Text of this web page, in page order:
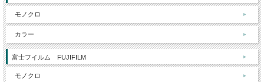
モノクロ
カラー
富士フイルム FUJIFILM
モノクロ